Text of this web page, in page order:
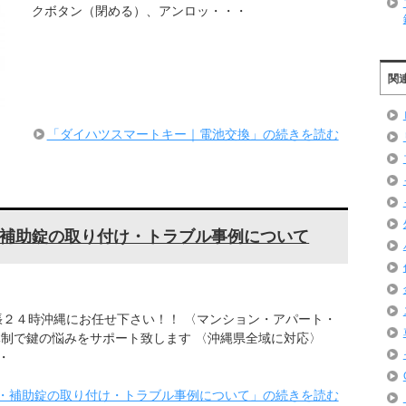
クボタン（閉める）、アンロッ・・・
「ダイハツスマートキー｜電池交換」の続きを読む
助錠の取り付け・トラブル事例について
４時沖縄にお任せ下さい！！ 〈マンション・アパート・
で鍵の悩みをサポート致します 〈沖縄県全域に対応〉
補助錠の取り付け・トラブル事例について」の続きを読む
関